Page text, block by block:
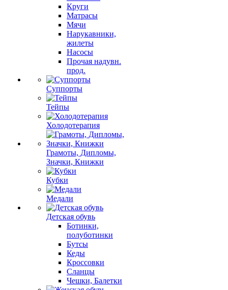
Круги
Матрасы
Мячи
Нарукавники,
жилеты
Насосы
Прочая надувн.
прод.
Суппорты
Тейпы
Холодотерапия
Грамоты, Дипломы,
Значки, Книжки
Кубки
Медали
Детская обувь
Ботинки,
полуботинки
Бутсы
Кеды
Кроссовки
Сланцы
Чешки, Балетки